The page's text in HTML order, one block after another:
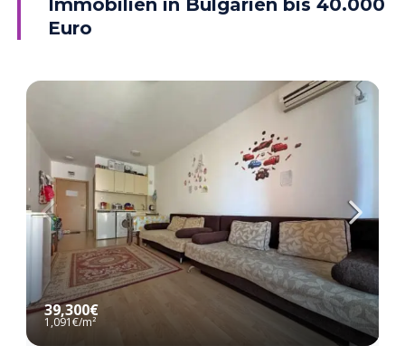
DETAILS
Euro
39,300€
1,091€/m²